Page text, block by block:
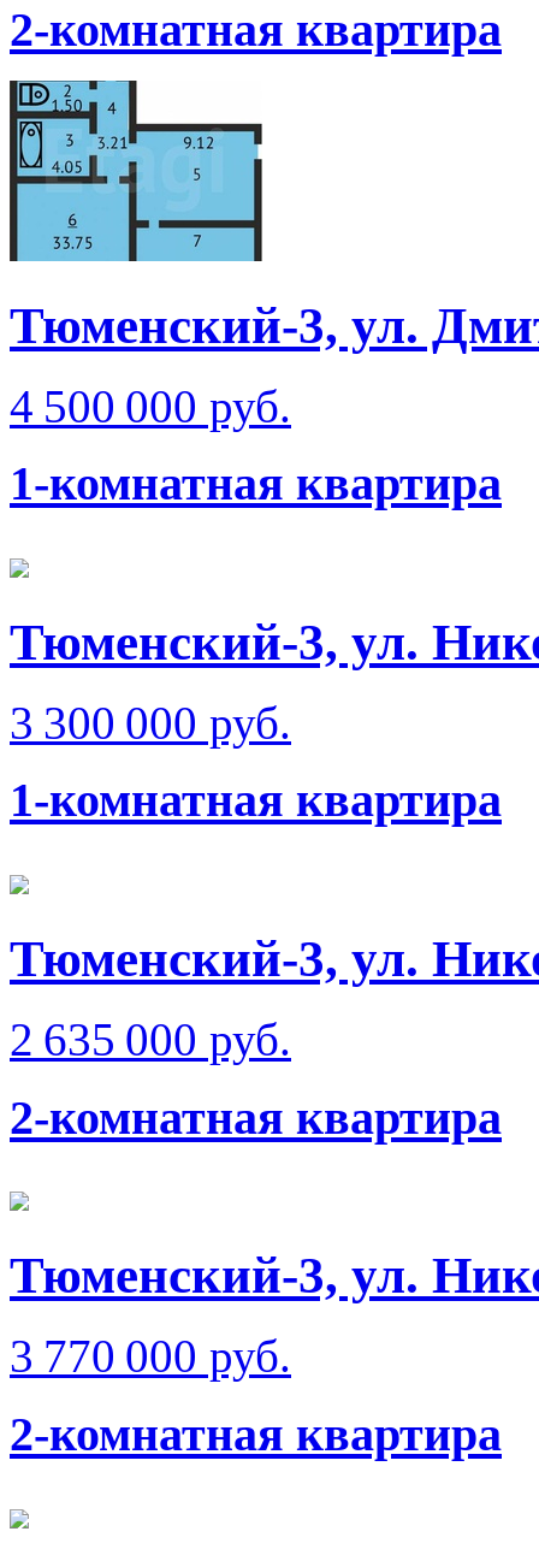
2-комнатная квартира
Тюменский-3, ул.
4 500 000 руб.
1-комнатная квартира
Тюменский-3, ул.
3 300 000 руб.
1-комнатная квартира
Тюменский-3, ул.
2 635 000 руб.
2-комнатная квартира
Тюменский-3, ул.
3 770 000 руб.
2-комнатная квартира